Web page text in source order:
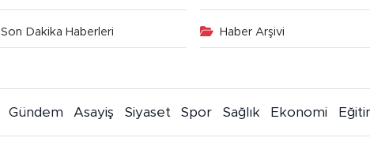
Son Dakika Haberleri Haber Arşivi
Gündem Asayiş Siyaset Spor Sağlık Ekonomi